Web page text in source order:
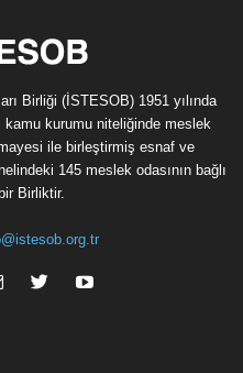
Birliği (İSTESOB) 1951 yılında
kamu kurumu niteliğinde meslek
ile birleştirmiş esnaf ve
145 meslek odasının bağlı
Birliktir.